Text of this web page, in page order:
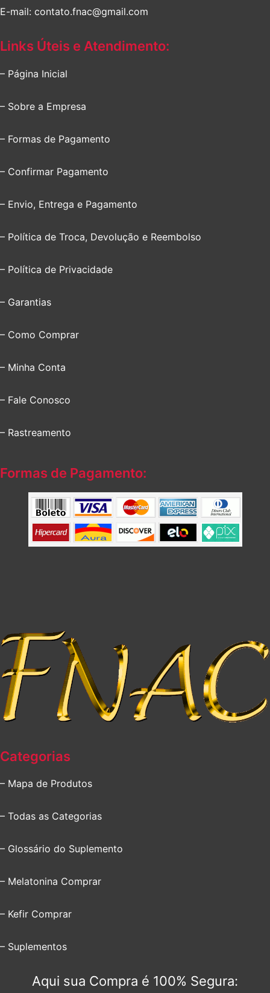
E-mail: contato.fnac@gmail.com
Links Úteis e Atendimento:
– Página Inicial
– Sobre a Empresa
– Formas de Pagamento
– Confirmar Pagamento
– Envio, Entrega e Pagamento
– Política de Troca, Devolução e Reembolso
– Política de Privacidade
– Garantias
– Como Comprar
– Minha Conta
– Fale Conosco
– Rastreamento
Formas de Pagamento:
Categorias
– Mapa de Produtos
– Todas as Categorias
– Glossário do Suplemento
– Melatonina Comprar
– Kefir Comprar
– Suplementos
Aqui sua Compra é 100% Segura: